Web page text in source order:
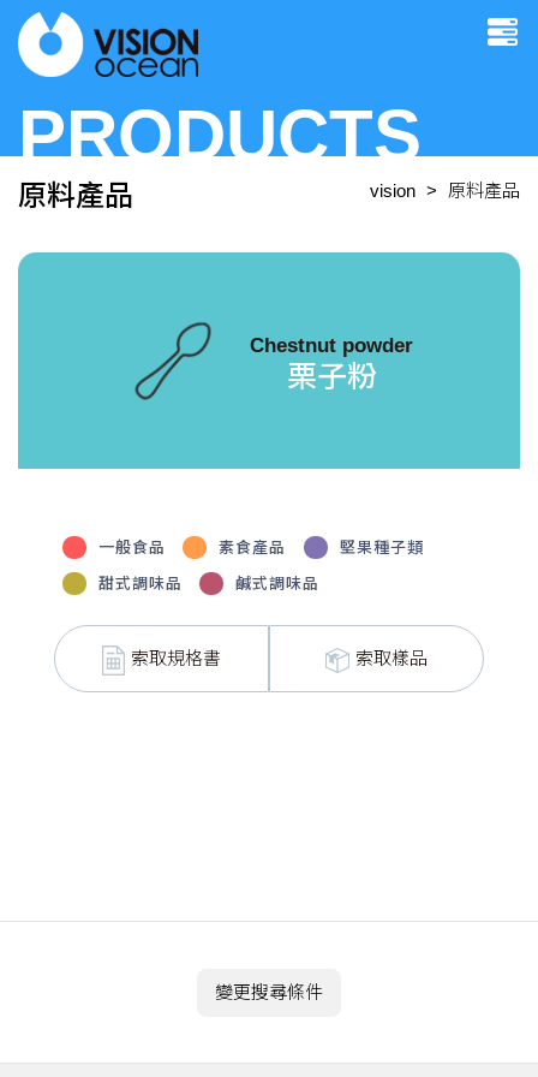
PRODUCTS
原料產品 vision 原料產品
Chestnut powder
栗子粉
一般食品 素食產品 堅果種子類
甜式調味品 鹹式調味品
索取規格書 索取樣品
變更搜尋條件